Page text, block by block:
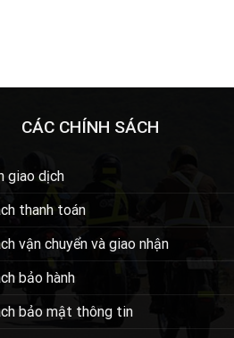
CÁC CHÍNH SÁCH
giao dịch
thanh toán
vận chuyển và giao nhận
bảo hành
bảo mật thông tin